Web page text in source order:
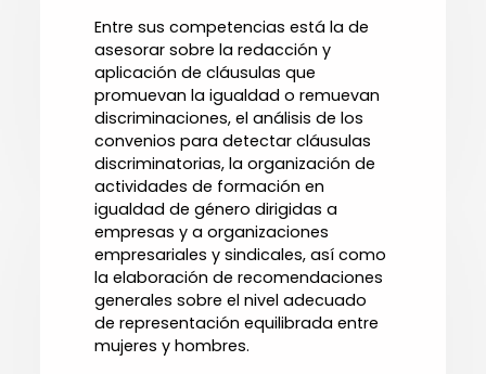
Entre sus competencias está la de
asesorar sobre la redacción y
aplicación de cláusulas que
promuevan la igualdad o remuevan
discriminaciones, el análisis de los
convenios para detectar cláusulas
discriminatorias, la organización de
actividades de formación en
igualdad de género dirigidas a
empresas y a organizaciones
empresariales y sindicales, así como
la elaboración de recomendaciones
generales sobre el nivel adecuado
de representación equilibrada entre
mujeres y hombres.